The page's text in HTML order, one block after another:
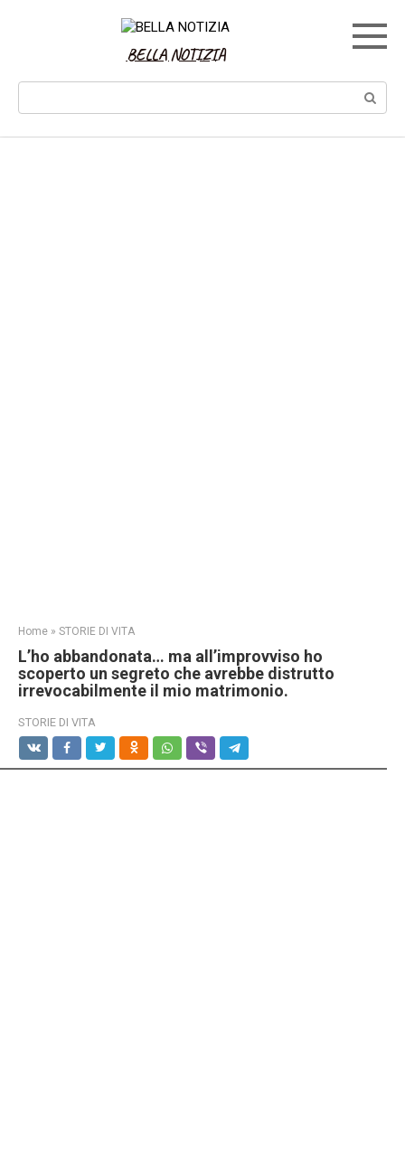
BELLA NOTIZIA
Search:
Home » STORIE DI VITA
L’ho abbandonata… ma all’improvviso ho
scoperto un segreto che avrebbe distrutto
irrevocabilmente il mio matrimonio.
STORIE DI VITA